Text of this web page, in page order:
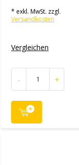
* exkl. MwSt. zzgl.
Versandkosten
Vergleichen
- +